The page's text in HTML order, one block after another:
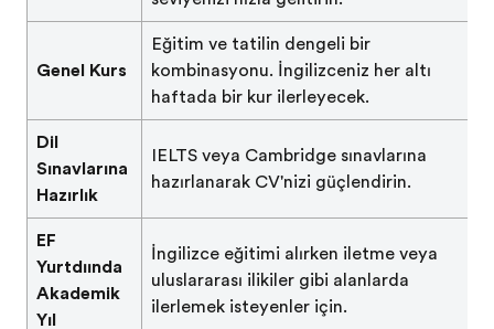
Genel Kurs
Eğitim ve tatilin dengeli bir
kombinasyonu. İngilizceniz her altı
haftada bir kur ilerleyecek.
Dil
Sınavlarına
Hazırlık
IELTS veya Cambridge sınavlarına
hazırlanarak CV'nizi güçlendirin.
EF
Yurtdışında
Akademik
Yıl
İngilizce eğitimi alırken işletme veya
uluslararası ilişkiler gibi alanlarda
ilerlemek isteyenler için.